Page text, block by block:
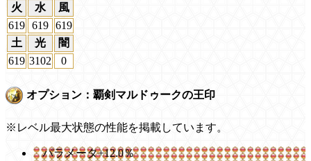
火 水
風
619 619 619
土
光
闇
619 3102 0
オプション：覇剣マルドゥークの王印
※レベル最大状態の性能を掲載しています。
パラメータ+12.0％